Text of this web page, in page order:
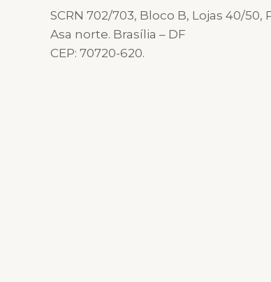
DO
FARMACÊUTICO
SCRN 702/703, Bloco B, Lojas 40/50,
Asa norte. Brasília – DF
CEP: 70720-620.